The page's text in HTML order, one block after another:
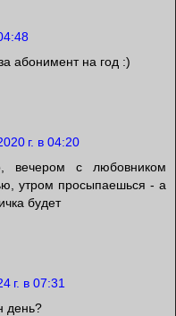
абонимент на год :)
г. в 04:20
вечером с любовником
утром просыпаешься - а
будет
г. в 07:31
день?